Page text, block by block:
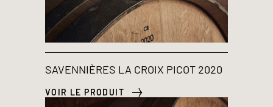
SAVENNIÈRES LA CROIX PICOT 2020
VOIR LE PRODUIT